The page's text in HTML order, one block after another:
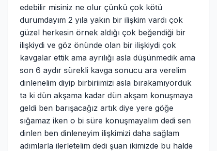
edebilir misiniz ne olur çünkü çok kötü
durumdayım 2 yıla yakın bir ilişkim vardı çok
güzel herkesin örnek aldığı çok beğendiği bir
ilişkiydi ve göz önünde olan bir ilişkiydi çok
kavgalar ettik ama ayrılığı asla düşünmedik ama
son 6 aydır sürekli kavga sonucu ara verelim
dinlenelim diyip birbiriimizi asla bırakamıyorduk
ta ki dün akşama kadar dün akşam konuşmaya
geldi ben barışacağız artık diye yere göğe
sığamaz iken o bi süre konuşmayalım dedi sen
dinlen ben dinleneyim ilişkimizi daha sağlam
adımlarla ilerletelim dedi şuan ikimizde bu halde